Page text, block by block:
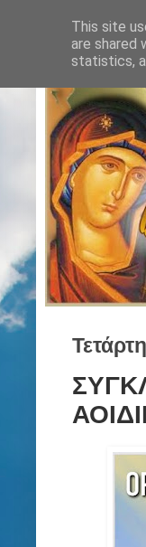
This site
are shared
statistics,